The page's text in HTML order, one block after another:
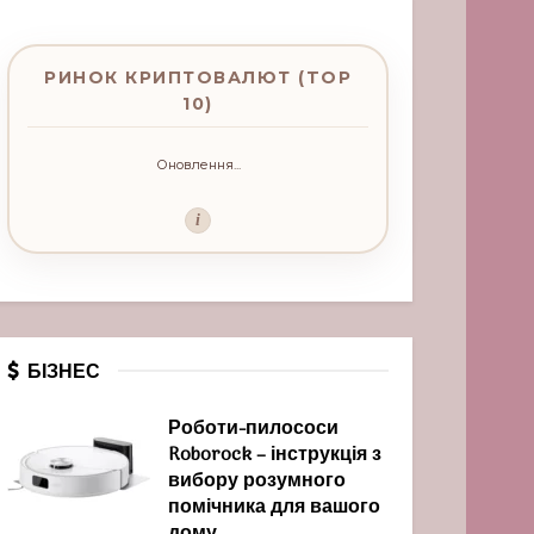
РИНОК КРИПТОВАЛЮТ (TOP
10)
Оновлення...
i
БІЗНЕС
Роботи-пилососи
Roborock – інструкція з
вибору розумного
помічника для вашого